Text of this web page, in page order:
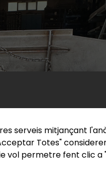
serveis mitjançant
Totes"
vol permetre fent clic a